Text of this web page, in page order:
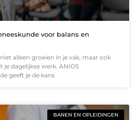
voor balans en
alleen groeien in je vak, maar ook
je dagelijkse werk. ANIOS
geeft je de kans
BANEN EN OPLEIDINGEN